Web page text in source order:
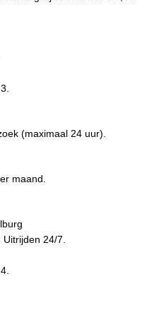
(maximaal 24 uur).
maand.
24/7.